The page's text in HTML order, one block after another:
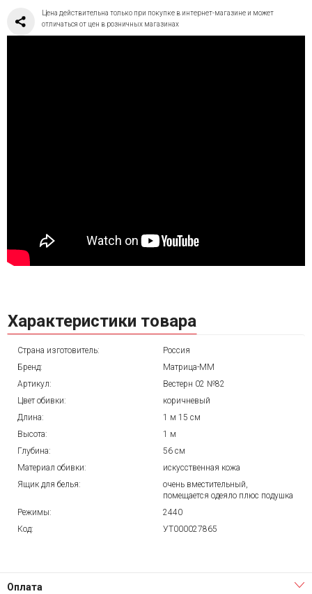
Цена действительна только при покупке в интернет-магазине и может
отличаться от цен в розничных магазинах
Характеристики товара
Страна изготовитель:
Россия
Бренд:
Матрица-ММ
Артикул:
Вестерн 02 №82
Цвет обивки:
коричневый
Длина:
1 м 15 см
Высота:
1 м
Глубина:
56 см
Материал обивки:
искусственная кожа
Ящик для белья:
очень вместительный,
помещается одеяло плюс подушка
Режимы:
2440
Код:
УТ000027865
Оплата